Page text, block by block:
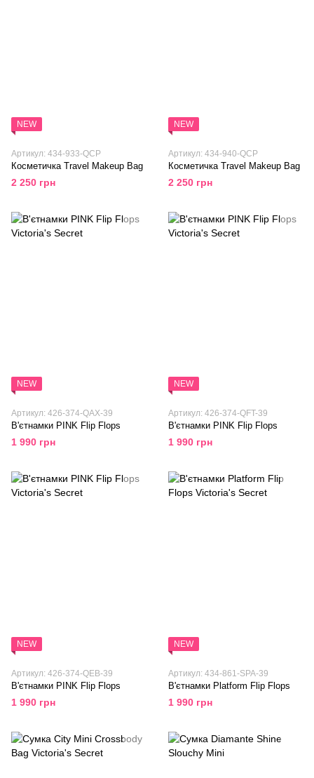
NEW
Артикул: 434-933-QCP
Косметичка Travel Makeup Bag
2 250 грн
NEW
Артикул: 434-940-QCP
Косметичка Travel Makeup Bag
2 250 грн
NEW
Артикул: 426-374-QAX-39
В'єтнамки PINK Flip Flops
1 990 грн
NEW
Артикул: 426-374-QFT-39
В'єтнамки PINK Flip Flops
1 990 грн
NEW
Артикул: 426-374-QEB-39
В'єтнамки PINK Flip Flops
1 990 грн
NEW
Артикул: 434-861-SPA-39
В'єтнамки Platform Flip Flops
1 990 грн